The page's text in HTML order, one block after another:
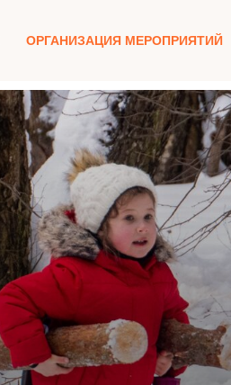
ОРГАНИЗАЦИЯ МЕРОПРИЯТИЙ